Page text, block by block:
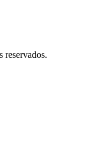
reservados.